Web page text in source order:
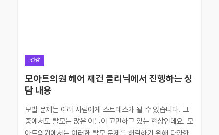
건강
모아트의원 헤어 재건 클리닉에서 진행하는 상
담 내용
모발 문제는 여러 사람에게 스트레스가 될 수 있습니다. 그
중에서도 탈모는 많은 이들이 고민하고 있는 현상인데요. 모
아트의원에서는 이러한 탈모 문제를 해결하기 위해 다양한